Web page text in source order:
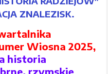
ZNALEZISK.
Wiosna 2025,
historia
rzymskie